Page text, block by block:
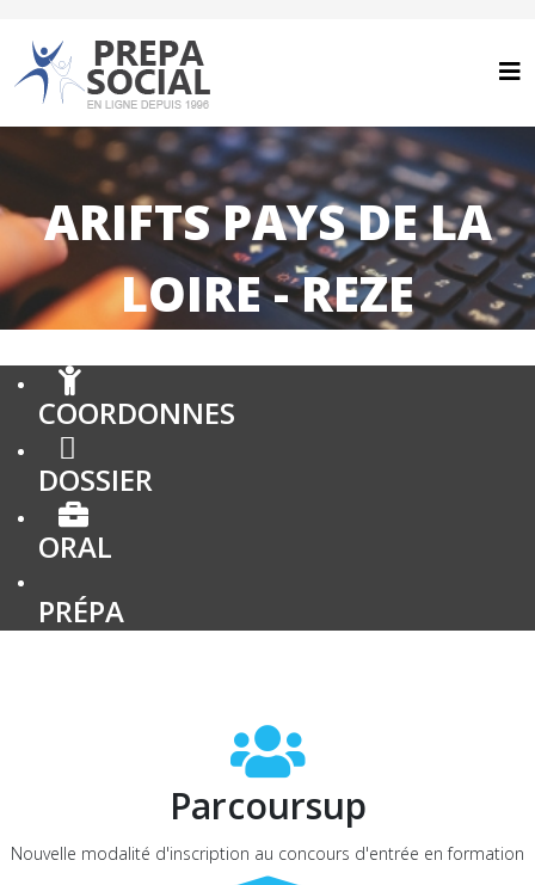
ARIFTS PAYS DE LA
LOIRE - REZE
COORDONNES
DOSSIER
ORAL
PRÉPA
Parcoursup
Nouvelle modalité d'inscription au concours d'entrée en formation